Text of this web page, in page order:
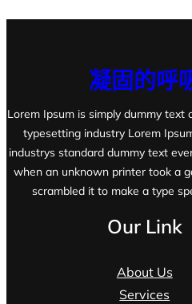
凝固的呼
Lorem Ipsum is simply dummy text
typesetting industry Lorem
industrys standard dummy text
when an unknown printer took a
scrambled it to make a type
Our Link
About Us
Services